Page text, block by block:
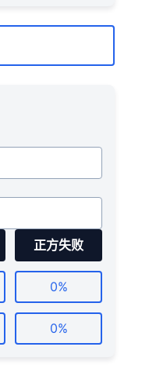
正方失败
0%
0%